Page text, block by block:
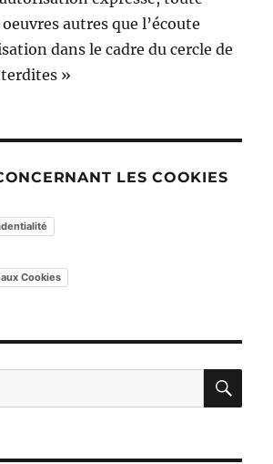
autres que l’écoute
dans le cadre du cercle de
»
LES COOKIES
Cookies